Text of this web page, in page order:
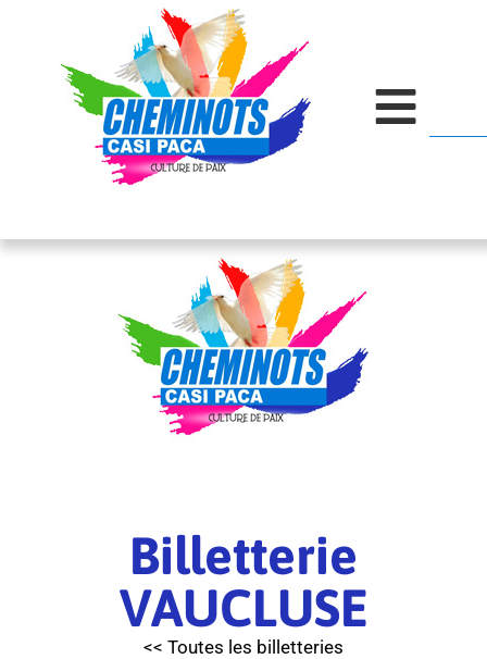
Billetterie
VAUCLUSE
<< Toutes les billetteries